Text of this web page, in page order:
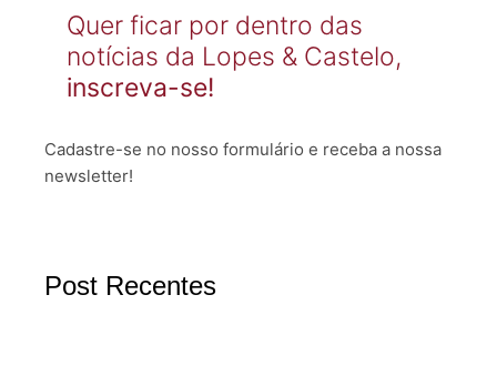
Quer ficar por dentro das
notícias da Lopes & Castelo,
inscreva-se!
Cadastre-se no nosso formulário e receba a nossa
newsletter!
Post Recentes